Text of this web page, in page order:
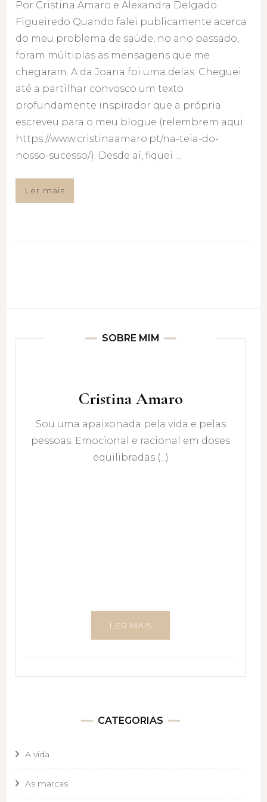
Por Cristina Amaro e Alexandra Delgado
Figueiredo Quando falei publicamente acerca
do meu problema de saúde, no ano passado,
foram múltiplas as mensagens que me
chegaram. A da Joana foi uma delas. Cheguei
até a partilhar convosco um texto
profundamente inspirador que a própria
escreveu para o meu blogue (relembrem aqui:
https://www.cristinaamaro.pt/na-teia-do-
nosso-sucesso/). Desde aí, fiquei …
Ler mais
SOBRE MIM
Cristina Amaro
Sou uma apaixonada pela vida e pelas
pessoas. Emocional e racional em doses
equilibradas (...)
LER MAIS
CATEGORIAS
A vida
As marcas